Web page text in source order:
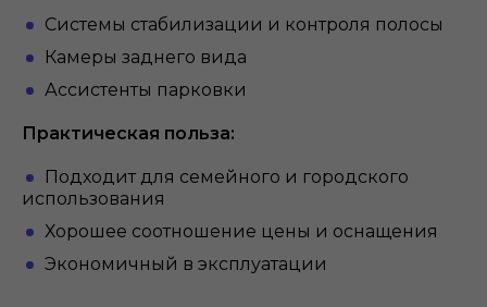
Системы стабилизации и контроля полосы
Камеры заднего вида
Ассистенты парковки
Практическая польза:
Подходит для семейного и городского
использования
Хорошее соотношение цены и оснащения
Экономичный в эксплуатации